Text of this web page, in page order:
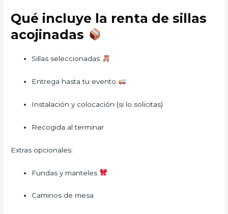
Qué incluye la renta de sillas
acojinadas
Sillas seleccionadas
Entrega hasta tu evento
Instalación y colocación (si lo solicitas)
Recogida al terminar
Extras opcionales:
Fundas y manteles
Caminos de mesa